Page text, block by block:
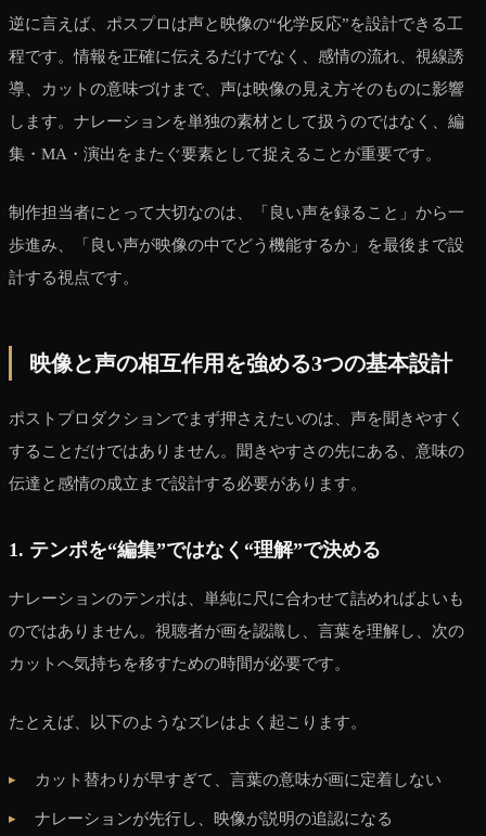
逆に言えば、ポスプロは声と映像の“化学反応”を設計できる工
程です。情報を正確に伝えるだけでなく、感情の流れ、視線誘
導、カットの意味づけまで、声は映像の見え方そのものに影響
します。ナレーションを単独の素材として扱うのではなく、編
集・MA・演出をまたぐ要素として捉えることが重要です。
制作担当者にとって大切なのは、「良い声を録ること」から一
歩進み、「良い声が映像の中でどう機能するか」を最後まで設
計する視点です。
映像と声の相互作用を強める3つの基本設計
ポストプロダクションでまず押さえたいのは、声を聞きやすく
することだけではありません。聞きやすさの先にある、意味の
伝達と感情の成立まで設計する必要があります。
1. テンポを“編集”ではなく“理解”で決める
ナレーションのテンポは、単純に尺に合わせて詰めればよいも
のではありません。視聴者が画を認識し、言葉を理解し、次の
カットへ気持ちを移すための時間が必要です。
たとえば、以下のようなズレはよく起こります。
カット替わりが早すぎて、言葉の意味が画に定着しない
ナレーションが先行し、映像が説明の追認になる